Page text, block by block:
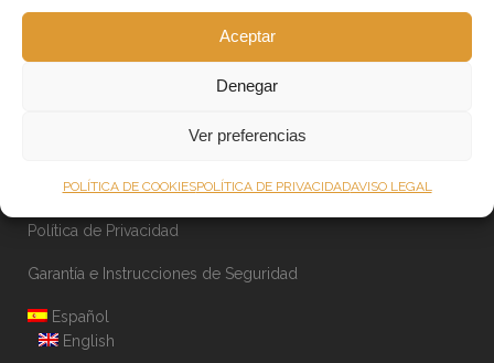
Aceptar
Denegar
Ver preferencias
POLÍTICA DE COOKIESPOLÍTICA DE PRIVACIDADAVISO LEGAL
Otros servicios de iluminación
Sobre Dajor
Aviso Legal
Política de Privacidad
Garantía e Instrucciones de Seguridad
Español
English